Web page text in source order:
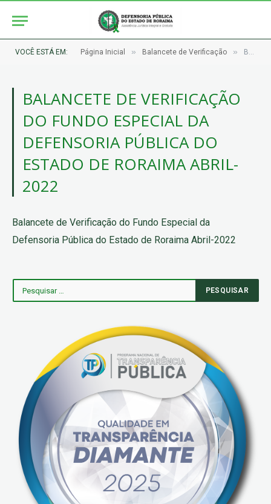
VOCÊ ESTÁ EM: Página Inicial » Balancete de Verificação » Balancete de Verificação do Fundo Especial da Defensoria Pública do Estado de Roraima Abril-2022
BALANCETE DE VERIFICAÇÃO
DO FUNDO ESPECIAL DA
DEFENSORIA PÚBLICA DO
ESTADO DE RORAIMA ABRIL-
2022
Balancete de Verificação do Fundo Especial da
Defensoria Pública do Estado de Roraima Abril-2022